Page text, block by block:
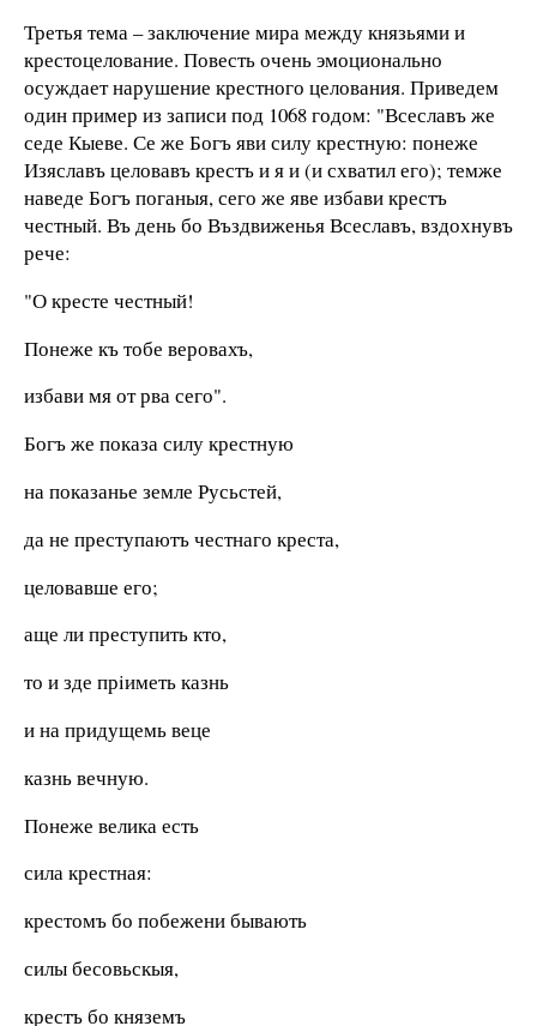
Третья тема – заключение мира между князьями и
крестоцелование. Повесть очень эмоционально
осуждает нарушение крестного целования. Приведем
один пример из записи под 1068 годом: "Всеславъ же
седе Кыеве. Се же Богъ яви силу крестную: понеже
Изяславъ целовавъ крестъ и я и (и схватил его); темже
наведе Богъ поганыя, сего же яве избави крестъ
честный. Въ день бо Въздвиженья Всеславъ, вздохнувъ
рече:
"О кресте честный!
Понеже къ тобе веровахъ,
избави мя от рва сего".
Богъ же показа силу крестную
на показанье земле Русьстей,
да не преступаютъ честнаго креста,
целовавше его;
аще ли преступить кто,
то и зде прiиметь казнь
и на придущемь веце
казнь вечную.
Понеже велика есть
сила крестная:
крестомъ бо побежени бывають
силы бесовьскыя,
крестъ бо княземъ